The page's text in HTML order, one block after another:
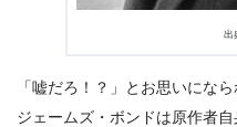
出
「嘘だろ！？」とお思いにな
ジェームズ・ボンドは原作者